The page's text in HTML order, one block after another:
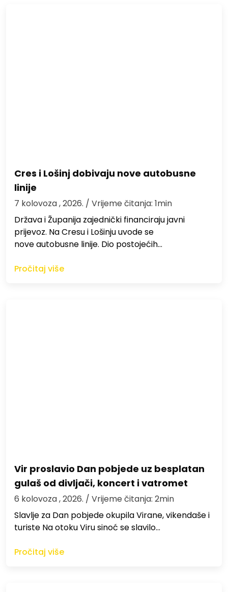
Cres i Lošinj dobivaju nove autobusne
linije
7 kolovoza , 2026. / Vrijeme čitanja: 1min
Država i Županija zajednički financiraju javni
prijevoz. Na Cresu i Lošinju uvode se
nove autobusne linije. Dio postojećih…
Pročitaj više
Vir proslavio Dan pobjede uz besplatan
gulaš od divljači, koncert i vatromet
6 kolovoza , 2026. / Vrijeme čitanja: 2min
Slavlje za Dan pobjede okupila Virane, vikendaše i
turiste Na otoku Viru sinoć se slavilo…
Pročitaj više